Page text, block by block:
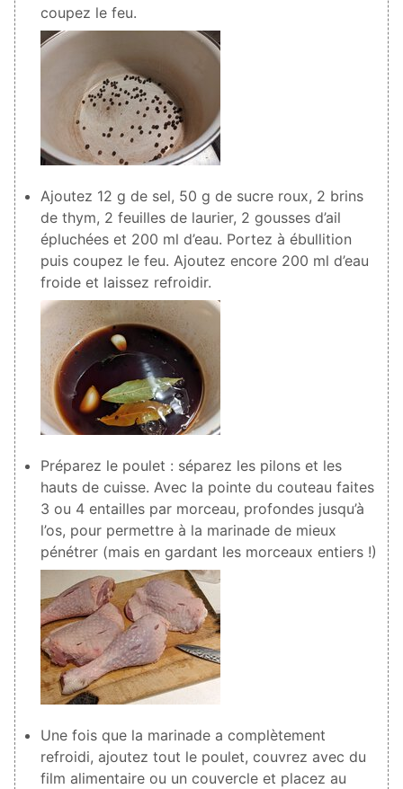
coupez le feu.
Ajoutez 12 g de sel, 50 g de sucre roux, 2 brins
de thym, 2 feuilles de laurier, 2 gousses d’ail
épluchées et 200 ml d’eau. Portez à ébullition
puis coupez le feu. Ajoutez encore 200 ml d’eau
froide et laissez refroidir.
Préparez le poulet : séparez les pilons et les
hauts de cuisse. Avec la pointe du couteau faites
3 ou 4 entailles par morceau, profondes jusqu’à
l’os, pour permettre à la marinade de mieux
pénétrer (mais en gardant les morceaux entiers !)
Une fois que la marinade a complètement
refroidi, ajoutez tout le poulet, couvrez avec du
film alimentaire ou un couvercle et placez au